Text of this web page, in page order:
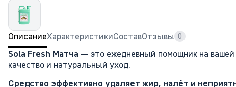
ОписаниеХарактеристикиСоставОтзывы 0
Sola Fresh Матча — это ежедневный помощник на вашей
качество и натуральный уход.
Средство эффективно удаляет жир, налёт и